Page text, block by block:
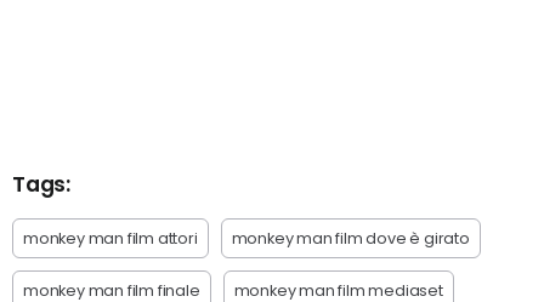
Tags:
monkey man film attori monkey man film dove è girato
monkey man film finale monkey man film mediaset